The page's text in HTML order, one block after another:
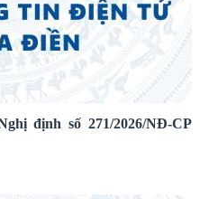
định số 271/2026/NĐ-CP